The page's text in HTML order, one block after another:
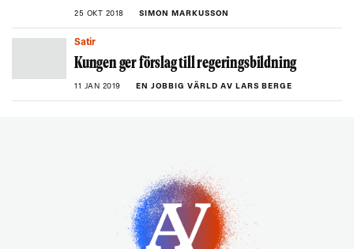
25 OKT 2018 SIMON MARKUSSON
Satir
Kungen ger förslag till regeringsbildning
11 JAN 2019 EN JOBBIG VÄRLD AV LARS BERGE